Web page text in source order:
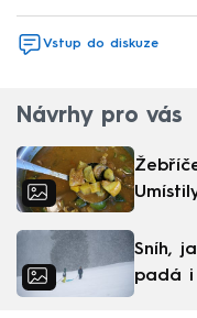
Vstup do diskuze
Návrhy pro vás
Sníh,
padá i